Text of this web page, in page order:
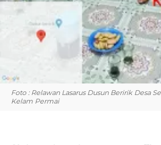
Foto : Relawan Lasarus Dusun Beririk Desa
Kelam Permai